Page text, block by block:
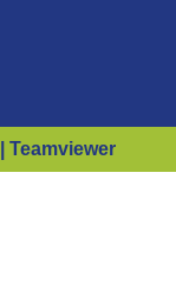
| Teamviewer